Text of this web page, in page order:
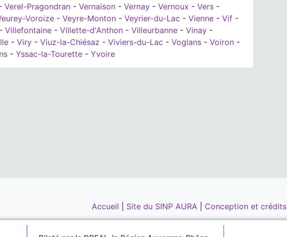
Verel-Pragondran - Vernaison - Vernay - Vernoux - Vers -
Voroize - Veyre-Monton - Veyrier-du-Lac - Vienne - Vif -
- Villefontaine - Villette-d'Anthon - Villeurbanne - Vinay -
- Viry - Viuz-la-Chiésaz - Viviers-du-Lac - Voglans - Voiron -
- Yssac-la-Tourette - Yvoire
Accueil Site du SINP AURA Conception et crédits